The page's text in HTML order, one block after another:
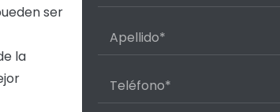
ser
la